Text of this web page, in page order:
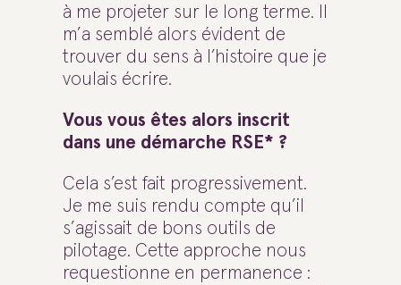
à me projeter sur le long terme. Il
m’a semblé alors évident de
trouver du sens à l’histoire que je
voulais écrire.
Vous vous êtes alors inscrit
dans une démarche RSE* ?
Cela s’est fait progressivement.
Je me suis rendu compte qu’il
s’agissait de bons outils de
pilotage. Cette approche nous
requestionne en permanence :